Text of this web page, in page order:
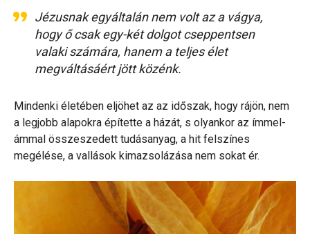
Jézusnak egyáltalán nem volt az a vágya,
hogy ő csak egy-két dolgot cseppentsen
valaki számára, hanem a teljes élet
megváltásáért jött közénk.
Mindenki életében eljöhet az az időszak, hogy rájön, nem
a legjobb alapokra építette a házát, s olyankor az ímmel-
ámmal összeszedett tudásanyag, a hit felszínes
megélése, a vallások kimazsolázása nem sokat ér.